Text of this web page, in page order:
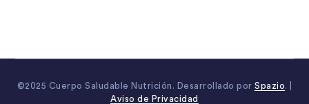
©2025 Cuerpo Saludable Nutrición. Desarrollado por Spazio. |
Aviso de Privacidad